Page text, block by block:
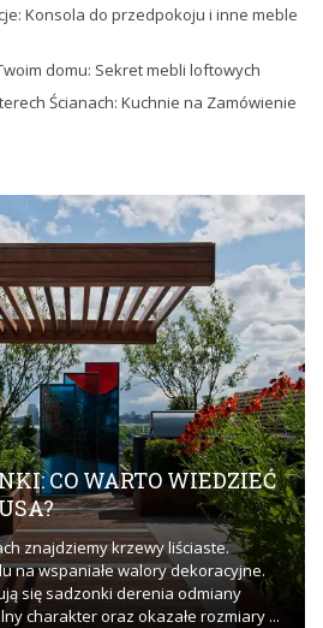
Konsola do przedpokoju i inne meble
domu: Sekret mebli loftowych
Ścianach: Kuchnie na Zamówienie
CO WARTO WIEDZIEĆ
znajdziemy krzewy liściaste.
na wspaniałe walory dekoracyjne.
się sadzonki derenia odmiany
charakter oraz okazałe rozmiary ...